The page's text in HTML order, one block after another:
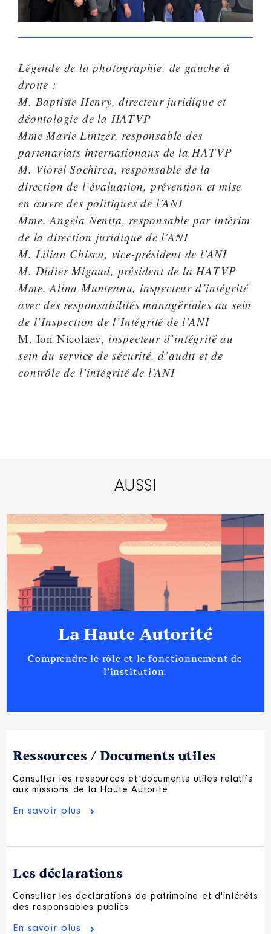
Légende de la photographie, de gauche à
droite :
M. Baptiste Henry, directeur juridique et
déontologie de la HATVP
Mme Marie Lintzer, responsable des
partenariats internationaux de la HATVP
M. Viorel Sochirca, responsable de la
direction de l’évaluation, prévention et mise
en œuvre des politiques de l’ANI
Mme. Angela Nenița, responsable par intérim
de la direction juridique de l’ANI
M. Lilian Chisca, vice-président de l’ANI
M. Didier Migaud, président de la HATVP
Mme. Alina Munteanu, inspecteur d’intégrité
avec des responsabilités managériales au sein
de l’Inspection de l’Intégrité de l’ANI
M. Ion Nicolaev, inspecteur d’intégrité au
sein du service de sécurité, d’audit et de
contrôle de l’intégrité de l’ANI
AUSSI
La Haute Autorité
Comprendre le rôle et le fonctionnement de
l’institution.
Ressources / Documents utiles
Consulter les ressources et documents utiles relatifs
aux missions de la Haute Autorité.
En savoir plus
Les déclarations
Consulter les déclarations de patrimoine et d'intérêts
des responsables publics.
En savoir plus